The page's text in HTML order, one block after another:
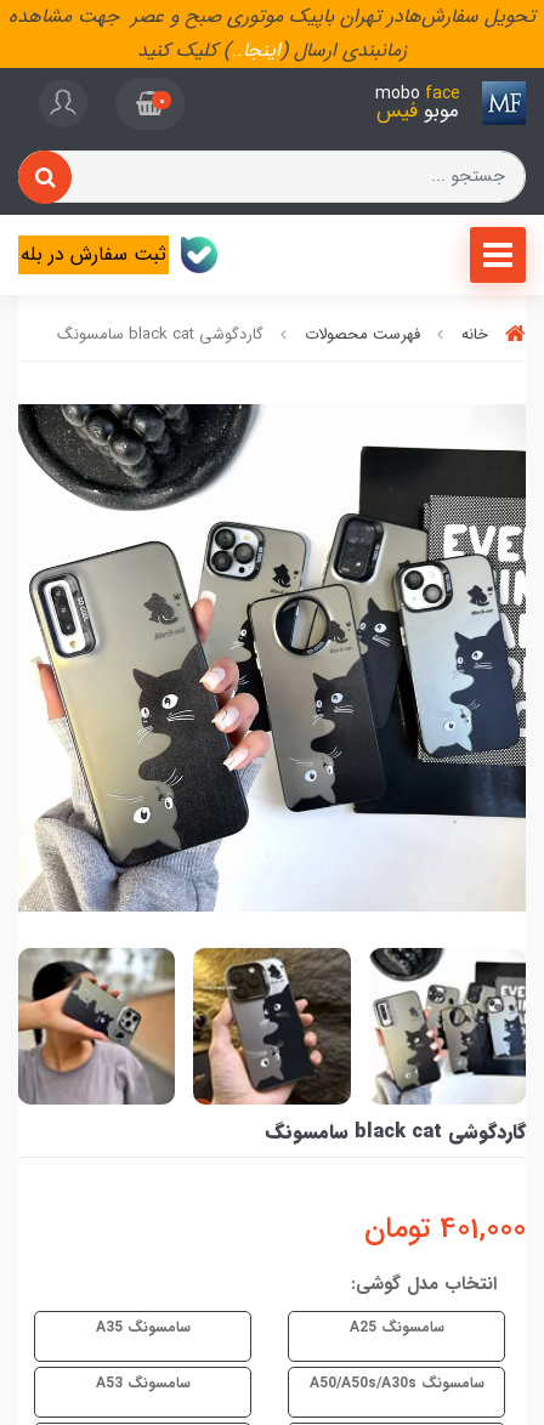
تحویل سفارش‌هادر تهران باپیک موتوری صبح و عصر جهت مشاهده
زمانبندی ارسال (اینجا..) کلیک کنید
mobo face
موبو فیس 0
ثبت سفارش در بله
خانه فهرست محصولات گاردگوشی black cat سامسونگ
گاردگوشی black cat سامسونگ
401,000 تومان
انتخاب مدل گوشی:
سامسونگ A25 سامسونگ A35
سامسونگ A50/A50s/A30s سامسونگ A53